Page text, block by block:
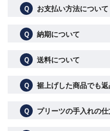
Ｑ お支払い方法について
Ｑ 納期について
Ｑ 送料について
Ｑ 裾上げした商品でも
Ｑ プリーツの手入れの